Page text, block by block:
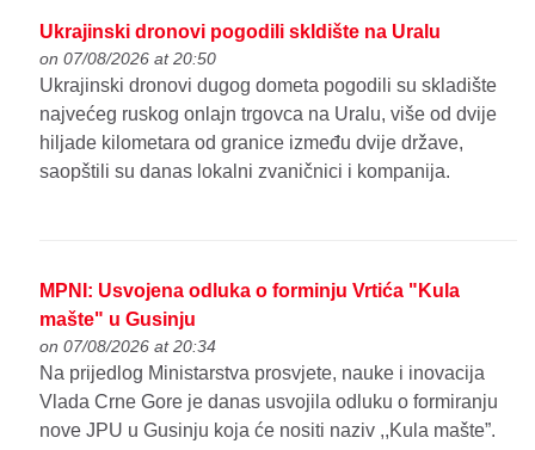
Ukrajinski dronovi pogodili skldište na Uralu
on 07/08/2026 at 20:50
Ukrajinski dronovi dugog dometa pogodili su skladište
najvećeg ruskog onlajn trgovca na Uralu, više od dvije
hiljade kilometara od granice između dvije države,
saopštili su danas lokalni zvaničnici i kompanija.
MPNI: Usvojena odluka o forminju Vrtića "Kula
mašte" u Gusinju
on 07/08/2026 at 20:34
Na prijedlog Ministarstva prosvjete, nauke i inovacija
Vlada Crne Gore je danas usvojila odluku o formiranju
nove JPU u Gusinju koja će nositi naziv ,,Kula mašte”.